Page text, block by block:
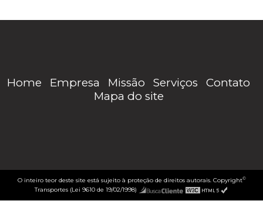
Home Empresa Missão Serviços
Contato
Mapa do site
O inteiro teor deste site está sujeito à proteção de direitos autorais. Copyright©
Transportes (Lei 9610 de 19/02/1998)